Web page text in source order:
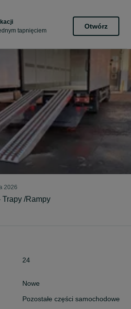
tapnięciem
Otwórz
2026
/Rampy
24
Nowe
Pozostałe części samochodowe